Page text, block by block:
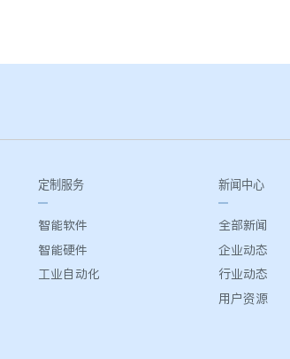
定制服务
智能软件
智能硬件
工业自动化
新闻中心
全部新闻
企业动态
行业动态
用户资源